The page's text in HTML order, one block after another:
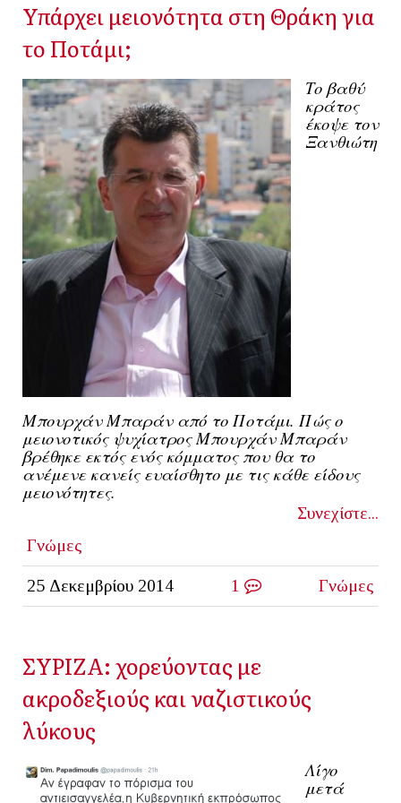
Υπάρχει μειονότητα στη Θράκη για
το Ποτάμι;
Το βαθύ
κράτος
έκοψε τον
Ξανθιώτη
Μπουρχάν Μπαράν από το Ποτάμι. Πώς ο
μειονοτικός ψυχίατρος Μπουρχάν Μπαράν
βρέθηκε εκτός ενός κόμματος που θα το
ανέμενε κανείς ευαίσθητο με τις κάθε είδους
μειονότητες.
Συνεχίστε...
Γνώμες
25 Δεκεμβρίου 2014 1 Γνώμες
ΣΥΡΙΖΑ: χορεύοντας με
ακροδεξιούς και ναζιστικούς
λύκους
Λίγο
μετά